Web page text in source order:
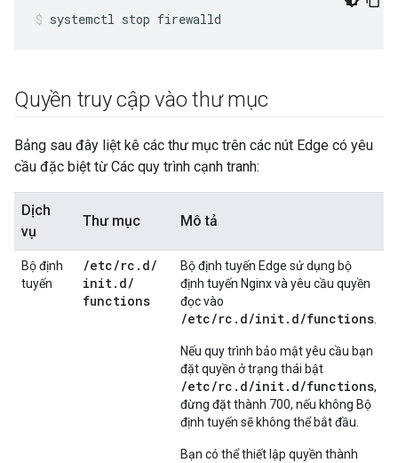
systemctl stop firewalld
Quyền truy cập vào thư mục
Bảng sau đây liệt kê các thư mục trên các nút Edge có yêu
cầu đặc biệt từ Các quy trình cạnh tranh:
Dịch
vụ
Thư mục Mô tả
Bộ định
tuyến
/etc/rc . d/
init. d/
functions
Bộ định tuyến Edge sử dụng bộ
định tuyến Nginx và yêu cầu quyền
đọc vào
/etc/rc.d/init.d/functions
Nếu quy trình bảo mật yêu cầu bạn
đặt quyền ở trạng thái bật
/etc/rc.d/init.d/functions,
đừng đặt thành 700, nếu không Bộ
định tuyến sẽ không thể bắt đầu.
Bạn có thể thiết lập quyền thành